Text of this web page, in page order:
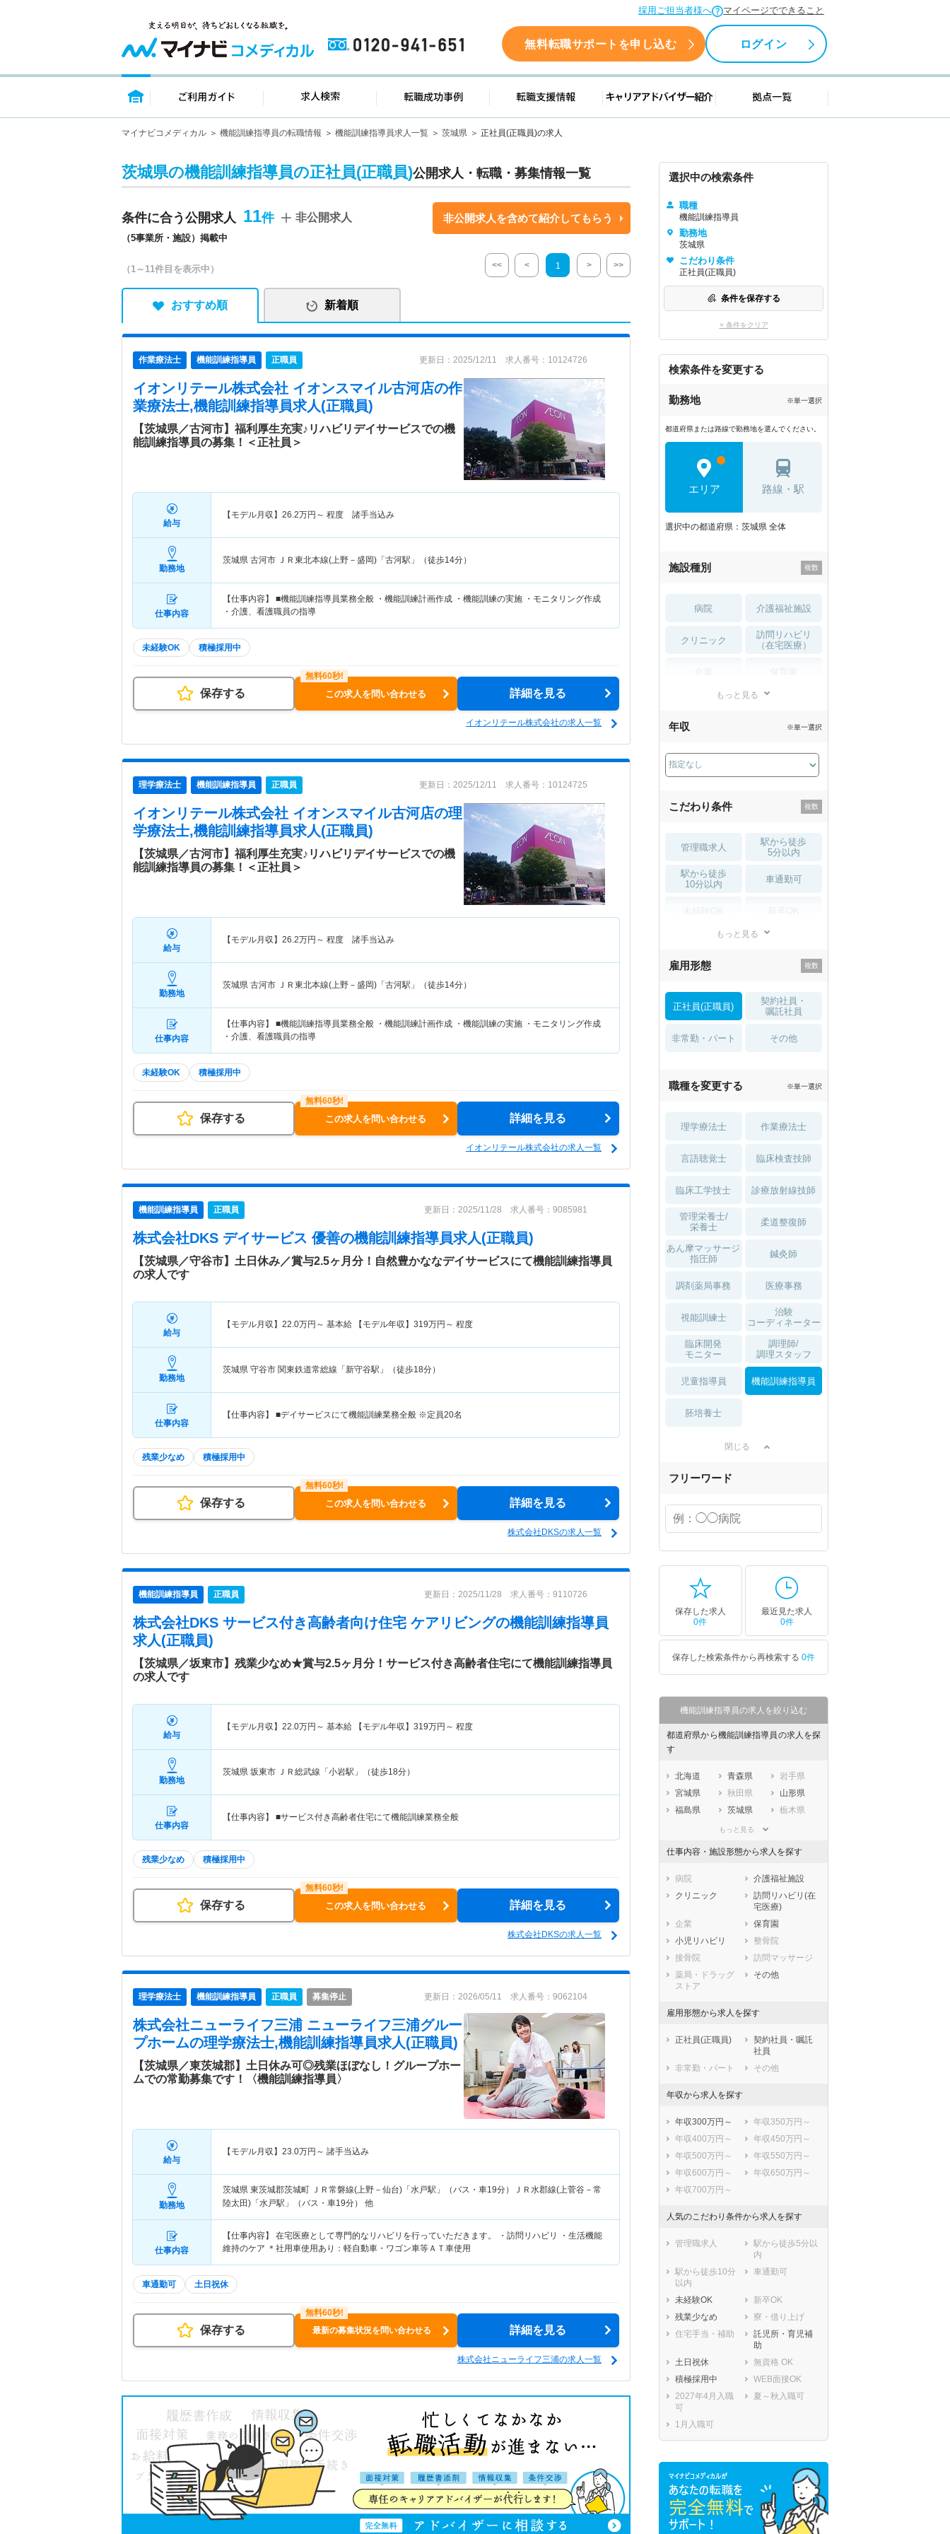
採用ご担当者様へ マイページでできること
0120-941-651 無料転職サポートを申し込む ログイン
トップページ ご利用ガイド 求人検索 転職成功事例 転職支援情報 キャリアアドバイザー紹介 拠点一覧
マイナビコメディカル 機能訓練指導員の転職情報 機能訓練指導員求人一覧 茨城県 正社員(正職員)の求人
茨城県の機能訓練指導員の正社員(正職員)公開求人・転職・募集情報一覧
条件に合う公開求人 11
（5事業所・施設）掲載中
非公開求人 非公開求人を含めて紹介してもらう
（1～11件目を表示中） << < 1 > >>
おすすめ順 新着順
作業療法士 機能訓練指導員 正職員 更新日：2025/12/11 求人番号：10124726
イオンリテール株式会社 イオンスマイル古河店の作
業療法士,機能訓練指導員求人(正職員)
【茨城県／古河市】福利厚生充実♪リハビリデイサービスでの機
能訓練指導員の募集！＜正社員＞
給与
【モデル月収】 26.2万円～ 程度 諸手当込み
勤務地
茨城県 古河市 ＪＲ東北本線(上野－盛岡)「古河駅」（徒歩14分）
仕事内容
【仕事内容】 ■機能訓練指導員業務全般 ・機能訓練計画作成 ・機能訓練の実施 ・モニタリング作成
・介護、看護職員の指導
未経験OK 積極採用中
保存する この求人を問い合わせる 詳細を見る
イオンリテール株式会社の求人一覧
理学療法士 機能訓練指導員 正職員 更新日：2025/12/11 求人番号：10124725
イオンリテール株式会社 イオンスマイル古河店の理
学療法士,機能訓練指導員求人(正職員)
【茨城県／古河市】福利厚生充実♪リハビリデイサービスでの機
能訓練指導員の募集！＜正社員＞
給与
【モデル月収】 26.2万円～ 程度 諸手当込み
勤務地
茨城県 古河市 ＪＲ東北本線(上野－盛岡)「古河駅」（徒歩14分）
仕事内容
【仕事内容】 ■機能訓練指導員業務全般 ・機能訓練計画作成 ・機能訓練の実施 ・モニタリング作成
・介護、看護職員の指導
未経験OK 積極採用中
保存する この求人を問い合わせる 詳細を見る
イオンリテール株式会社の求人一覧
機能訓練指導員 正職員 更新日：2025/11/28 求人番号：9085981
株式会社DKS デイサービス 優善の機能訓練指導員求人(正職員)
【茨城県／守谷市】土日休み／賞与2.5ヶ月分！自然豊かななデイサービスにて機能訓練指導員
の求人です
給与
【モデル月収】 22.0万円～ 基本給 【モデル年収】 319万円～ 程度
勤務地
茨城県 守谷市 関東鉄道常総線「新守谷駅」（徒歩18分）
仕事内容
【仕事内容】 ■デイサービスにて機能訓練業務全般 ※定員20名
残業少なめ 積極採用中
保存する この求人を問い合わせる 詳細を見る
株式会社DKSの求人一覧
機能訓練指導員 正職員 更新日：2025/11/28 求人番号：9110726
株式会社DKS サービス付き高齢者向け住宅 ケアリビングの機能訓練指導員
求人(正職員)
【茨城県／坂東市】残業少なめ★賞与2.5ヶ月分！サービス付き高齢者住宅にて機能訓練指導員
の求人です
給与
【モデル月収】 22.0万円～ 基本給 【モデル年収】 319万円～ 程度
勤務地
茨城県 坂東市 ＪＲ総武線「小岩駅」（徒歩18分）
仕事内容
【仕事内容】 ■サービス付き高齢者住宅にて機能訓練業務全般
残業少なめ 積極採用中
保存する この求人を問い合わせる 詳細を見る
株式会社DKSの求人一覧
理学療法士 機能訓練指導員 正職員 募集停止 更新日：2026/05/11 求人番号：9062104
株式会社ニューライフ三浦 ニューライフ三浦グルー
プホームの理学療法士,機能訓練指導員求人(正職員)
【茨城県／東茨城郡】土日休み可◎残業ほぼなし！グループホー
ムでの常勤募集です！〈機能訓練指導員〉
給与
【モデル月収】 23.0万円～ 諸手当込み
勤務地
茨城県 東茨城郡茨城町 ＪＲ常磐線(上野－仙台)「水戸駅」（バス・車19分）ＪＲ水郡線(上菅谷－常
陸太田)「水戸駅」（バス・車19分） 他
仕事内容
【仕事内容】 在宅医療として専門的なリハビリを行っていただきます。 ・訪問リハビリ ・生活機能
維持のケア ＊社用車使用あり：軽自動車・ワゴン車等ＡＴ車使用
車通勤可 土日祝休
保存する 最新の募集状況を問い合わせる 詳細を見る
株式会社ニューライフ三浦の求人一覧
選択中の検索条件
職種
機能訓練指導員
勤務地
茨城県
こだわり条件
正社員(正職員)
条件を保存する
× 条件をクリア
検索条件を変更する
勤務地 ※単一選択
都道府県または路線で勤務地を選んでください。
エリア 路線・駅
選択中の都道府県：茨城県 全体
施設種別
病院 介護福祉施設
クリニック
訪問リハビリ
（在宅医療）
薬局・
もっと見る
年収 ※単一選択
こだわり条件
管理職求人
駅から徒歩
5分以内
駅から徒歩
10分以内
車通勤可
住宅手当・補助
土日祝休 無資格 OK
積極採用中 WEB面接OK
もっと見る
雇用形態
正社員(正職員)
契約社員・
嘱託社員
非常勤・パート その他
職種を変更する ※単一選択
理学療法士 作業療法士
言語聴覚士 臨床検査技師
臨床工学技士 診療放射線技師
管理栄養士/
栄養士
柔道整復師
あん摩マッサージ
指圧師
鍼灸師
調剤薬局事務 医療事務
視能訓練士
治験
コーディネーター
臨床開発
モニター
調理師/
調理スタッフ
児童指導員 機能訓練指導員
胚培養士
閉じる
フリーワード
保存した求人
0件
最近見た求人
0件
保存した検索条件から再検索する 0件
機能訓練指導員の求人を絞り込む
都道府県から機能訓練指導員の求人を探
す
北海道 青森県
岩手県
宮城県
秋田県
山形県
福島県
茨城県
栃木県
埼玉県
石川県
福井県
岐阜県
静岡県
愛知県
三重県
大阪府
兵庫県
奈良県
鳥取県
島根県
広島県
山口県
徳島県
香川県
愛媛県
熊本県
大分県
もっと見る
仕事内容・施設形態から求人を探す
病院
介護福祉施設
クリニック
訪問リハビリ(在
宅医療)
企業
保育園
小児リハビリ
整骨院
接骨院
訪問マッサージ
薬局・ドラッグ
ストア
その他
雇用形態から求人を探す
正社員(正職員)
契約社員・嘱託
社員
非常勤・パート
その他
年収から求人を探す
年収300万円～
年収350万円～
年収400万円～
年収450万円～
年収500万円～
年収550万円～
年収600万円～
年収650万円～
年収700万円～
人気のこだわり条件から求人を探す
管理職求人
駅から徒歩5分以
内
駅から徒歩10分
以内
車通勤可
未経験OK
新卒OK
残業少なめ
寮・借り上げ
住宅手当・補助
託児所・育児補
助
土日祝休
無資格 OK
積極採用中
WEB面接OK
2027年4月入職
可
夏～秋入職可
1月入職可